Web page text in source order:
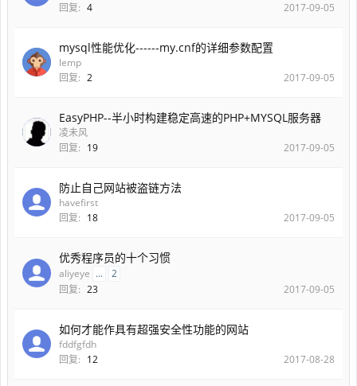
回复: 4 2017-09-05
mysql性能优化------my.cnf的详细参数配置
lemp
回复: 2 2017-09-05
EasyPHP--半小时构建稳定高速的PHP+MYSQL服务器
凌未风
回复: 19 2017-09-05
防止自己网站被盗链方法
havefirst
回复: 18 2017-09-05
优秀程序员的十个习惯
aliyeye ...
2
回复: 23 2017-09-05
如何才能作具有超强安全性功能的网站
fddfgfdh
回复: 12 2017-08-28